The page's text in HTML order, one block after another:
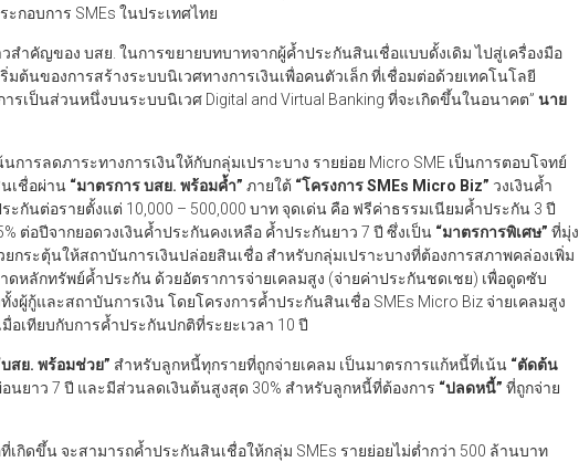
กอบการ SMEs ในประเทศไทย
สำคัญของ บสย. ในการขยายบทบาทจากผู้ค้ำประกันสินเชื่อแบบดั้งเดิม ไปสู่เครื่องมือ
มต้นของการสร้างระบบนิเวศทางการเงินเพื่อคนตัวเล็ก ที่เชื่อมต่อด้วยเทคโนโลยี
รเป็นส่วนหนึ่งบนระบบนิเวศ Digital and Virtual Banking ที่จะเกิดขึ้นในอนาคต” นาย
การลดภาระทางการเงินให้กับกลุ่มเปราะบาง รายย่อย Micro SME เป็นการตอบโจทย์
เชื่อผ่าน “มาตรการ บสย. พร้อมค้ำ” ภายใต้ “โครงการ SMEs Micro Biz” วงเงินค้ำ
ะกันต่อรายตั้งแต่ 10,000 – 500,000 บาท จุดเด่น คือ ฟรีค่าธรรมเนียมค้ำประกัน 3 ปี
ต่อปีจากยอดวงเงินค้ำประกันคงเหลือ ค้ำประกันยาว 7 ปี ซึ่งเป็น “มาตรการพิเศษ” ที่มุ่ง
กระตุ้นให้สถาบันการเงินปล่อยสินเชื่อ สำหรับกลุ่มเปราะบางที่ต้องการสภาพคล่องเพิ่ม
หลักทรัพย์ค้ำประกัน ด้วยอัตราการจ่ายเคลมสูง (จ่ายค่าประกันชดเชย) เพื่อดูดซับ
งผู้กู้และสถาบันการเงิน โดยโครงการค้ำประกันสินเชื่อ SMEs Micro Biz จ่ายเคลมสูง
อเทียบกับการค้ำประกันปกติที่ระยะเวลา 10 ปี
บสย. พร้อมช่วย” สำหรับลูกหนี้ทุกรายที่ถูกจ่ายเคลม เป็นมาตรการแก้หนี้ที่เน้น “ตัดต้น
อนยาว 7 ปี และมีส่วนลดเงินต้นสูงสุด 30% สำหรับลูกหนี้ที่ต้องการ “ปลดหนี้” ที่ถูกจ่าย
เกิดขึ้น จะสามารถค้ำประกันสินเชื่อให้กลุ่ม SMEs รายย่อยไม่ต่ำกว่า 500 ล้านบาท